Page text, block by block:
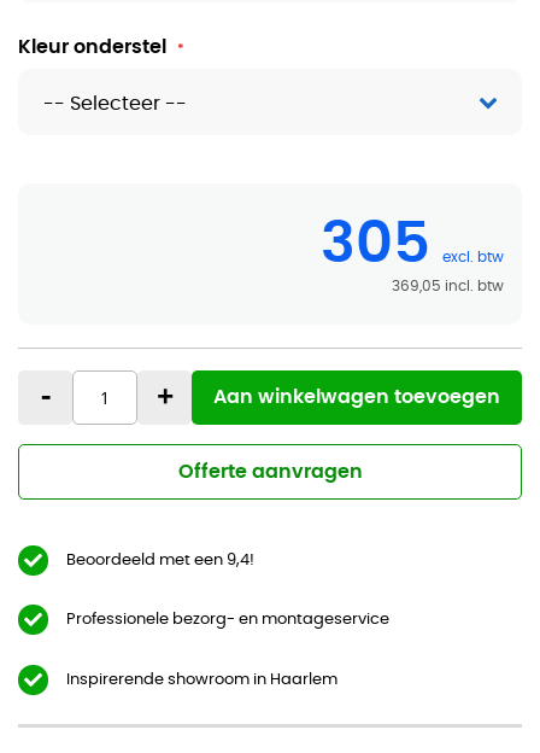
Kleur onderstel
305
369,05
- + Aan winkelwagen toevoegen
Offerte aanvragen
Beoordeeld met een 9,4!
Professionele bezorg- en montageservice
Inspirerende showroom in Haarlem